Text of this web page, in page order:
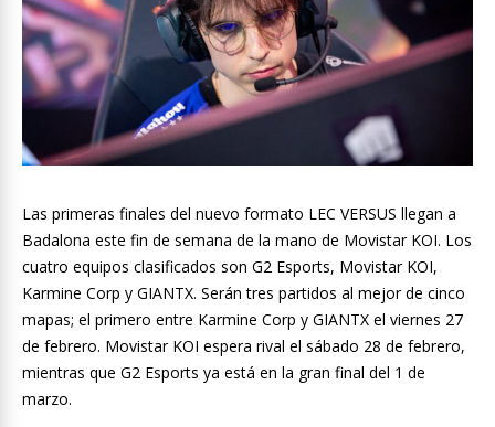
Las primeras finales del nuevo formato LEC VERSUS llegan a
Badalona este fin de semana de la mano de Movistar KOI. Los
cuatro equipos clasificados son G2 Esports, Movistar KOI,
Karmine Corp y GIANTX. Serán tres partidos al mejor de cinco
mapas; el primero entre Karmine Corp y GIANTX el viernes 27
de febrero. Movistar KOI espera rival el sábado 28 de febrero,
mientras que G2 Esports ya está en la gran final del 1 de
marzo.